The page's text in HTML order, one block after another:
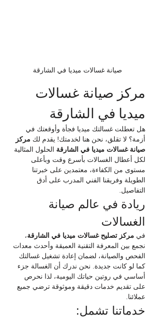
صيانة غسالات ميديا في الشارقة
مركز صيانة غسالات
ميديا في الشارقة
هل تعطلت غسالتك ميديا فجأة وأوقعتك في
أزمة؟ لا تقلق، نحن هنا لخدمتك! يقدم لك مركز
صيانة غسالات ميديا في الشارقة الحلول المثالية
لكل أعطال الغسالات بأسرع وقت وبأعلى
مستوى من الكفاءة، معتمدين على خبرتنا
الطويلة وفريقنا الفني المدرب على أدق
التفاصيل.
ريادة في عالم صيانة
الغسالات
في مركز تصليح غسالات ميديا في الشارقة،
نجمع بين المعرفة التقنية العميقة وأحدث معدات
الفحص والصيانة، لضمان إعادة تشغيل غسالتك
كما لو كانت جديدة. نحن ندرك أن الغسالة جزء
أساسي في روتين حياتك اليومية، لذا نحرص
على تقديم خدمات دقيقة وموثوقة ترضي جميع
عملائنا.
خدماتنا تشمل: